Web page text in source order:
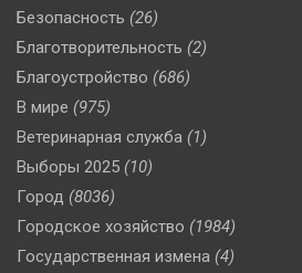
Безопасность (26)
Благотворительность (2)
Благоустройство (686)
В мире (975)
Ветеринарная служба (1)
Выборы 2025 (10)
Город (8036)
Городское хозяйство (1984)
Государственная измена (4)